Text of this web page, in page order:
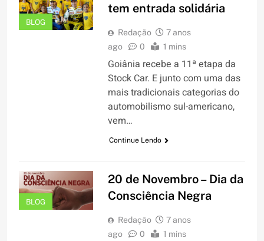
BLOG
tem entrada solidária
Redação
7 anos
ago
0 1 mins
Goiânia recebe a 11ª etapa da
Stock Car. E junto com uma das
mais tradicionais categorias do
automobilismo sul-americano,
vem…
Continue Lendo
BLOG
20 de Novembro – Dia da
Consciência Negra
Redação
7 anos
ago
0 1 mins